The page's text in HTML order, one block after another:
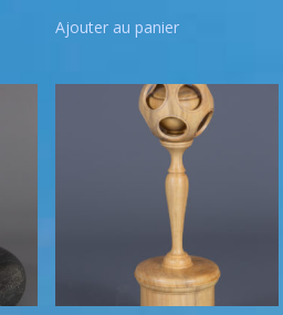
Ajouter au panier